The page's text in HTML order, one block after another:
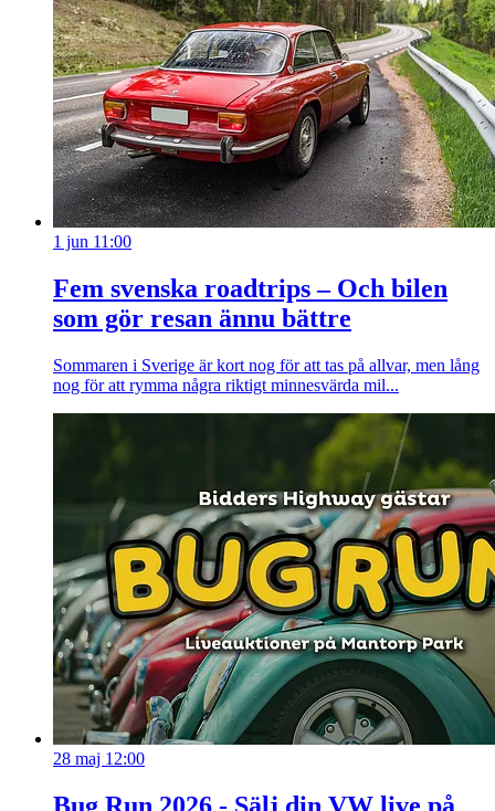
1 jun 11:00
Fem svenska roadtrips – Och bilen
som gör resan ännu bättre
Sommaren i Sverige är kort nog för att tas på allvar, men lång
nog för att rymma några riktigt minnesvärda mil...
28 maj 12:00